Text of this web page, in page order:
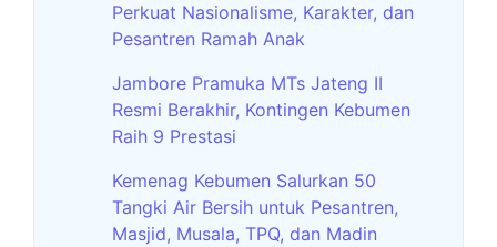
Perkuat Nasionalisme, Karakter, dan
Pesantren Ramah Anak
Jambore Pramuka MTs Jateng II
Resmi Berakhir, Kontingen Kebumen
Raih 9 Prestasi
Kemenag Kebumen Salurkan 50
Tangki Air Bersih untuk Pesantren,
Masjid, Musala, TPQ, dan Madin